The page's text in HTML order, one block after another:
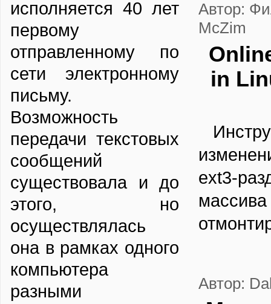
исполняется 40 лет
первому
отправленному по
сети электронному
письму.
Возможность
передачи текстовых
сообщений
существовала и до
этого, но
осуществлялась
она в рамках одного
компьютера
разными
Автор:
McZim
in
ext3-
Автор: